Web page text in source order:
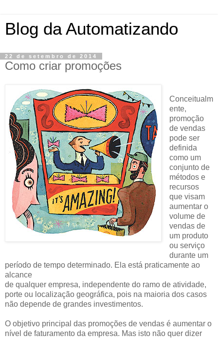
Blog da Automatizando
22 de setembro de 2014
Como criar promoções
Conceitualm
ente,
promoção
de vendas
pode ser
definida
como um
conjunto de
métodos e
recursos
que visam
aumentar o
volume de
vendas de
um produto
ou serviço
durante um
período de tempo determinado. Ela está praticamente ao
alcance
de qualquer empresa, independente do ramo de atividade,
porte ou localização geográfica, pois na maioria dos casos
não depende de grandes investimentos.
O objetivo principal das promoções de vendas é aumentar o
nível de faturamento da empresa. Mas isto não quer dizer